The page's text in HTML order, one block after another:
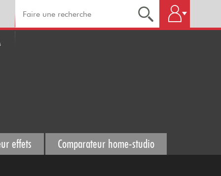
effets Comparateur home-studio